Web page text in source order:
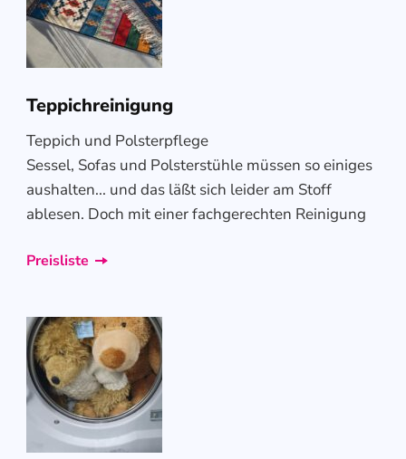
Teppichreinigung
Teppich und Polsterpflege
Sessel, Sofas und Polsterstühle müssen so einiges
aushalten... und das läßt sich leider am Stoff
ablesen. Doch mit einer fachgerechten Reinigung
Preisliste